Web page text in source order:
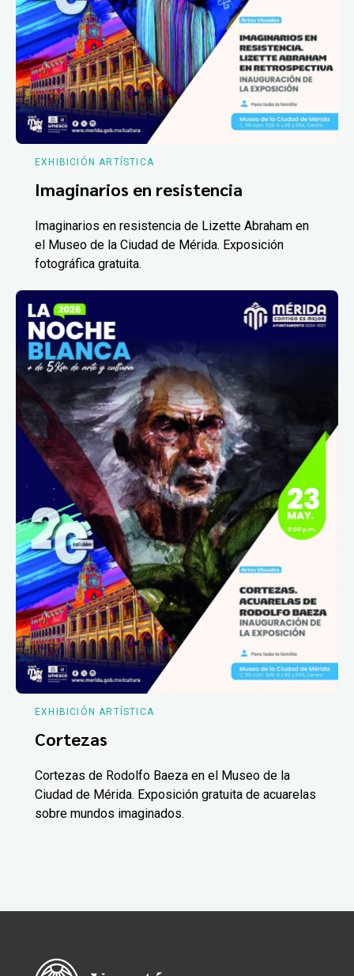
EXHIBICIÓN ARTÍSTICA
Imaginarios en resistencia
Imaginarios en resistencia de Lizette Abraham en
el Museo de la Ciudad de Mérida. Exposición
fotográfica gratuita.
EXHIBICIÓN ARTÍSTICA
Cortezas
Cortezas de Rodolfo Baeza en el Museo de la
Ciudad de Mérida. Exposición gratuita de acuarelas
sobre mundos imaginados.